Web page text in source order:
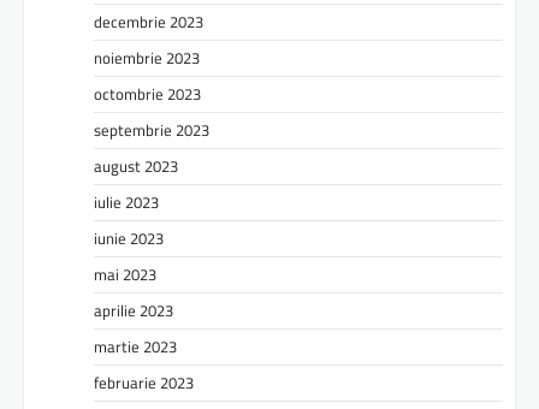
decembrie 2023
noiembrie 2023
octombrie 2023
septembrie 2023
august 2023
iulie 2023
iunie 2023
mai 2023
aprilie 2023
martie 2023
februarie 2023